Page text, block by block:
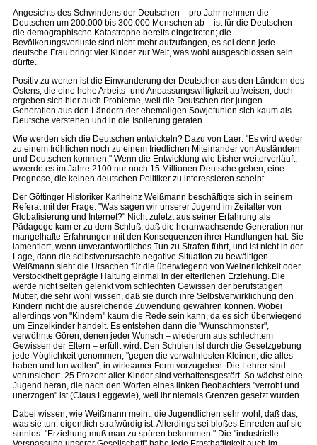
Angesichts des Schwindens der Deutschen – pro Jahr nehmen die
Deutschen um 200.000 bis 300.000 Menschen ab – ist für die Deutschen
die demographische Katastrophe bereits eingetreten; die
Bevölkerungsverluste sind nicht mehr aufzufangen, es sei denn jede
deutsche Frau bringt vier Kinder zur Welt, was wohl ausgeschlossen sein
dürfte.
Positiv zu werten ist die Einwanderung der Deutschen aus den Ländern des
Ostens, die eine hohe Arbeits- und Anpassungswilligkeit aufweisen, doch
ergeben sich hier auch Probleme, weil die Deutschen der jungen
Generation aus den Ländern der ehemaligen Sowjetunion sich kaum als
Deutsche verstehen und in die Isolierung geraten.
Wie werden sich die Deutschen entwickeln? Dazu von Laer: "Es wird weder
zu einem fröhlichen noch zu einem friedlichen Miteinander von Ausländern
und Deutschen kommen." Wenn die Entwicklung wie bisher weiterverläuft,
wwerde es im Jahre 2100 nur noch 15 Millionen Deutsche geben, eine
Prognose, die keinen deutschen Politiker zu interessieren scheint.
Der Göttinger Historiker Karlheinz Weißmann beschäftigte sich in seinem
Referat mit der Frage: "Was sagen wir unserer Jugend im Zeitalter von
Globalisierung und Internet?" Nicht zuletzt aus seiner Erfahrung als
Pädagoge kam er zu dem Schluß, daß die heranwachsende Generation nur
mangelhafte Erfahrungen mit den Konsequenzen ihrer Handlungen hat. Sie
lamentiert, wenn unverantwortliches Tun zu Strafen führt, und ist nicht in der
Lage, dann die selbstverursachte negative Situation zu bewältigen.
Weißmann sieht die Ursachen für die überwiegend von Weinerlichkeit oder
Verstocktheit geprägte Haltung einmal in der elterlichen Erziehung. Die
werde nicht selten gelenkt vom schlechten Gewissen der berufstätigen
Mütter, die sehr wohl wissen, daß sie durch ihre Selbstverwirklichung den
Kindern nicht die ausreichende Zuwendung gewähren können. Wobei
allerdings von "Kindern" kaum die Rede sein kann, da es sich überwiegend
um Einzelkinder handelt. Es entstehen dann die "Wunschmonster",
verwöhnte Gören, denen jeder Wunsch – wiederum aus schlechtem
Gewissen der Eltern – erfüllt wird. Den Schulen ist durch die Gesetzgebung
jede Möglichkeit genommen, "gegen die verwahrlosten Kleinen, die alles
haben und tun wollen", in wirksamer Form vorzugehen. Die Lehrer sind
verunsichert. 25 Prozent aller Kinder sind verhaltensgestört. So wächst eine
Jugend heran, die nach den Worten eines linken Beobachters "verroht und
unerzogen" ist (Claus Leggewie), weil ihr niemals Grenzen gesetzt wurden.
Dabei wissen, wie Weißmann meint, die Jugendlichen sehr wohl, daß das,
was sie tun, eigentlich strafwürdig ist. Allerdings sei bloßes Einreden auf sie
sinnlos. "Erziehung muß man zu spüren bekommen." Die "industrielle